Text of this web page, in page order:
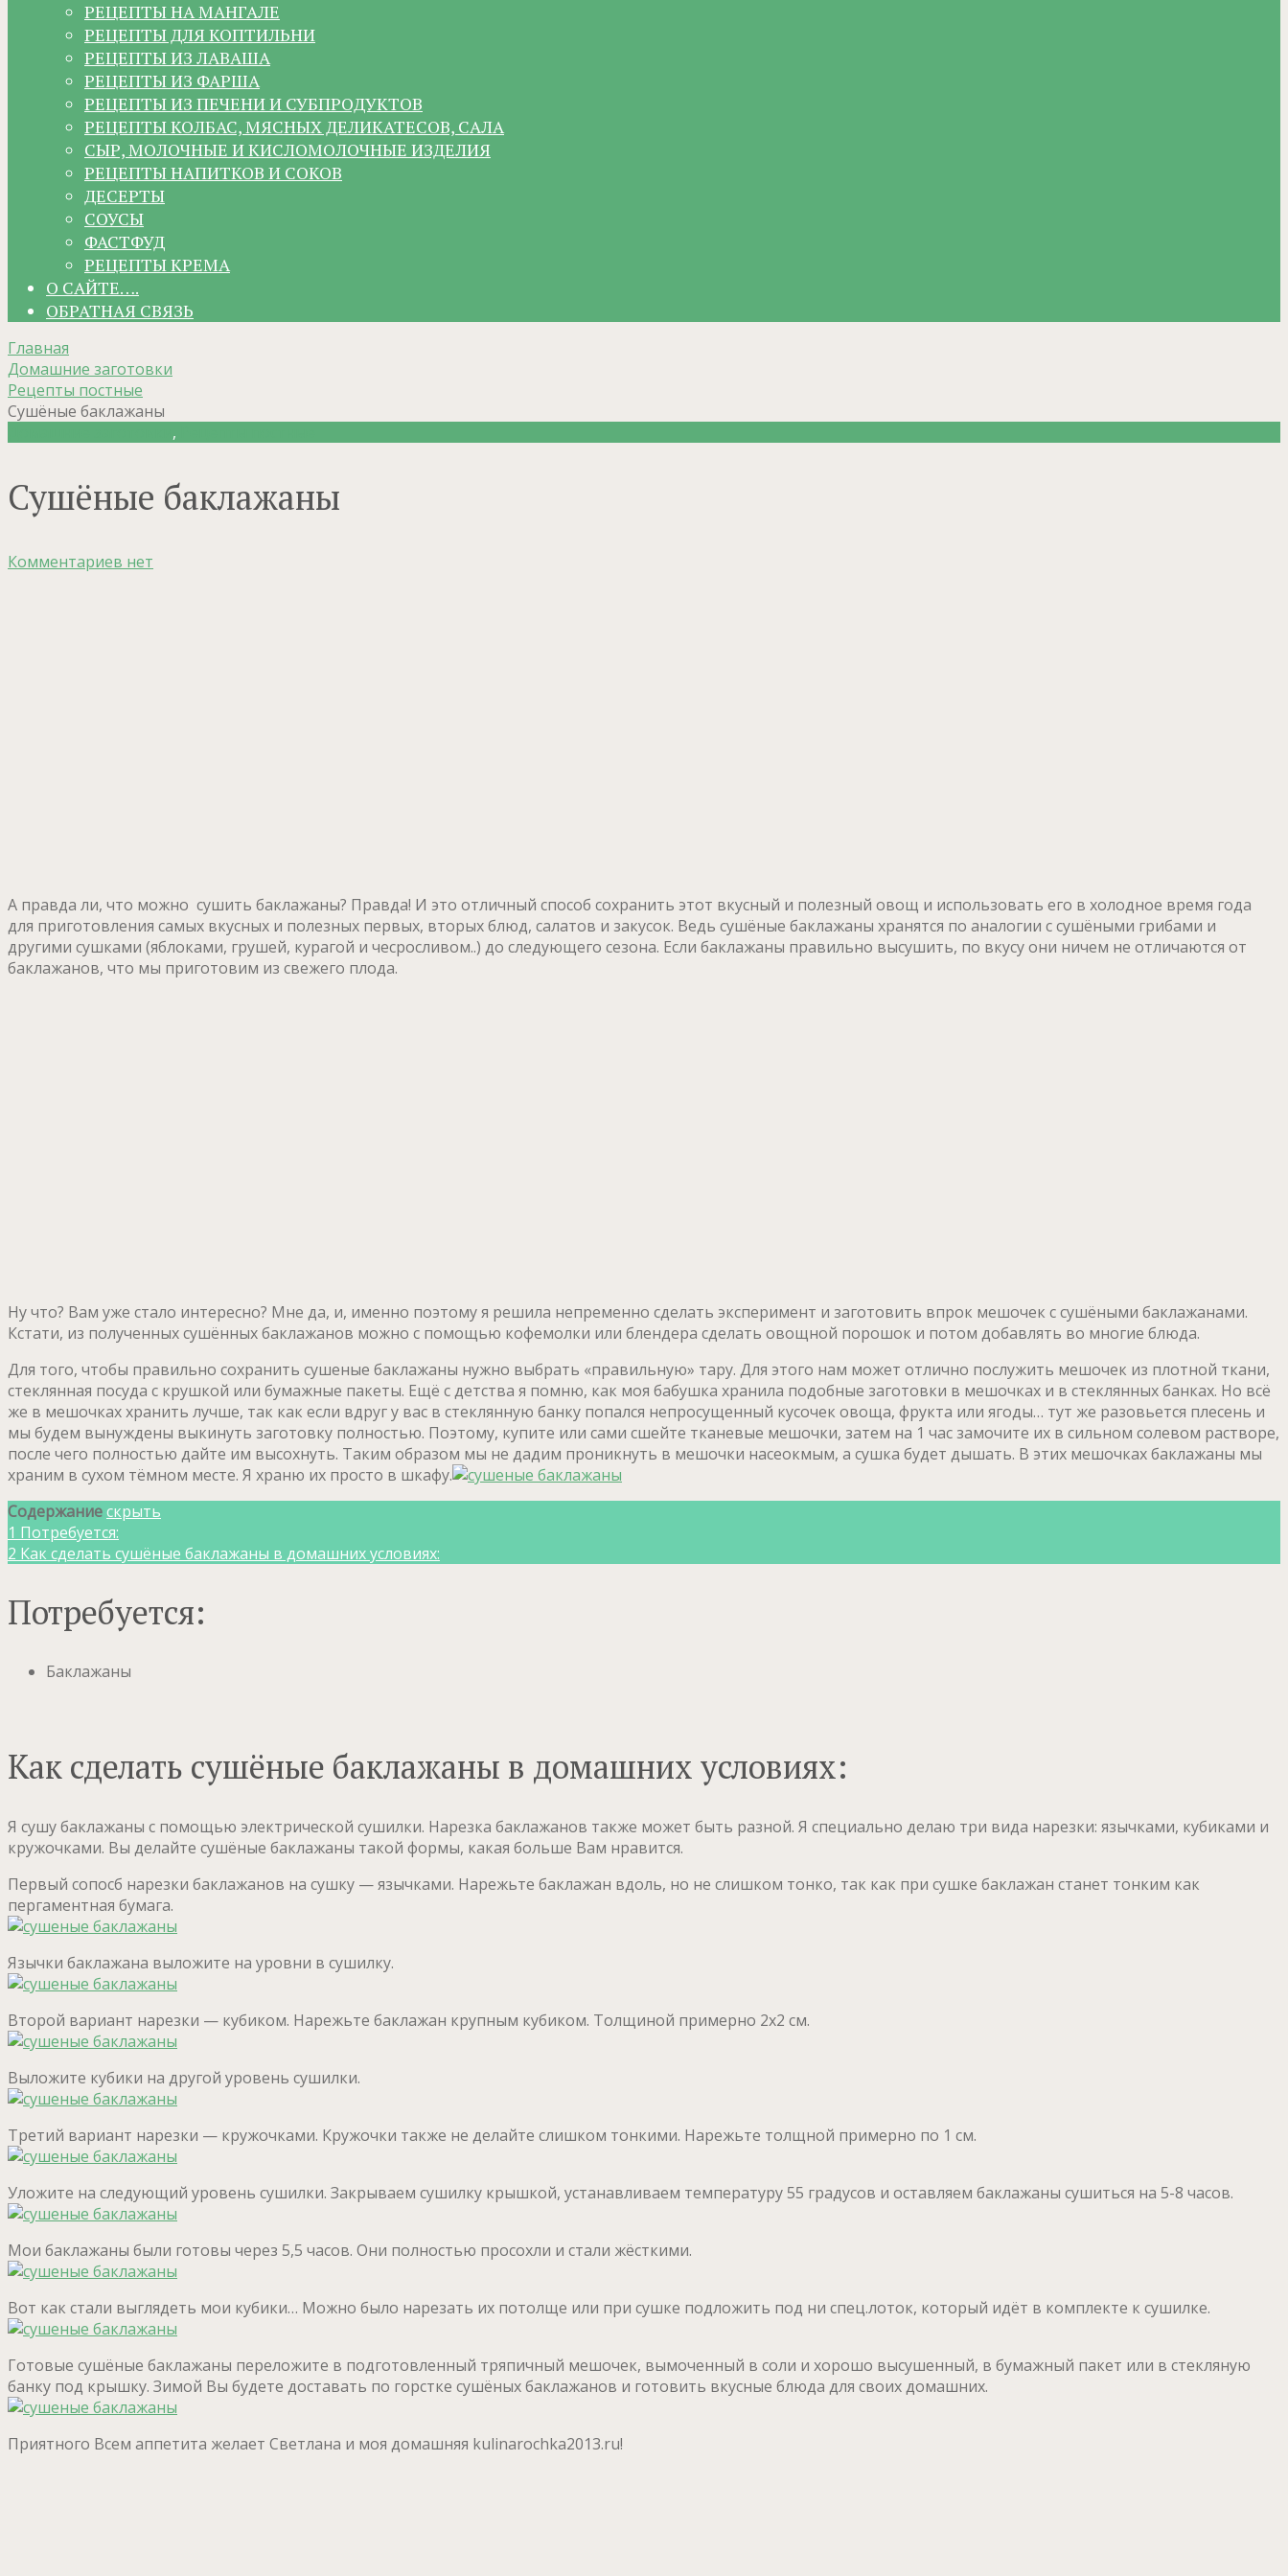
РЕЦЕПТЫ НА МАНГАЛЕ
РЕЦЕПТЫ ДЛЯ КОПТИЛЬНИ
РЕЦЕПТЫ ИЗ ЛАВАША
РЕЦЕПТЫ ИЗ ФАРША
РЕЦЕПТЫ ИЗ ПЕЧЕНИ И СУБПРОДУКТОВ
РЕЦЕПТЫ КОЛБАС, МЯСНЫХ ДЕЛИКАТЕСОВ, САЛА
СЫР, МОЛОЧНЫЕ И КИСЛОМОЛОЧНЫЕ ИЗДЕЛИЯ
РЕЦЕПТЫ НАПИТКОВ И СОКОВ
ДЕСЕРТЫ
СОУСЫ
ФАСТФУД
РЕЦЕПТЫ КРЕМА
О САЙТЕ….
ОБРАТНАЯ СВЯЗЬ
Главная
Домашние заготовки
Рецепты постные
Сушёные баклажаны
,
Сушёные баклажаны
Комментариев нет
А правда ли, что можно сушить баклажаны? Правда! И это отличный способ сохранить этот вкусный и полезный овощ и использовать его в холодное время года
для приготовления самых вкусных и полезных первых, вторых блюд, салатов и закусок. Ведь сушёные баклажаны хранятся по аналогии с сушёными грибами и
другими сушками (яблоками, грушей, курагой и чесросливом..) до следующего сезона. Если баклажаны правильно высушить, по вкусу они ничем не отличаются от
баклажанов, что мы приготовим из свежего плода.
Ну что? Вам уже стало интересно? Мне да, и, именно поэтому я решила непременно сделать эксперимент и заготовить впрок мешочек с сушёными баклажанами.
Кстати, из полученных сушённых баклажанов можно с помощью кофемолки или блендера сделать овощной порошок и потом добавлять во многие блюда.
Для того, чтобы правильно сохранить сушеные баклажаны нужно выбрать «правильную» тару. Для этого нам может отлично послужить мешочек из плотной ткани,
стеклянная посуда с крушкой или бумажные пакеты. Ещё с детства я помню, как моя бабушка хранила подобные заготовки в мешочках и в стеклянных банках. Но всё
же в мешочках хранить лучше, так как если вдруг у вас в стеклянную банку попался непросущенный кусочек овоща, фрукта или ягоды… тут же разовьется плесень и
мы будем вынуждены выкинуть заготовку полностью. Поэтому, купите или сами сшейте тканевые мешочки, затем на 1 час замочите их в сильном солевом растворе,
после чего полностью дайте им высохнуть. Таким образом мы не дадим проникнуть в мешочки насеокмым, а сушка будет дышать. В этих мешочках баклажаны мы
храним в сухом тёмном месте. Я храню их просто в шкафу.
Содержаниескрыть
1 Потребуется:
2 Как сделать сушёные баклажаны в домашних условиях:
Потребуется:
Баклажаны
Как сделать сушёные баклажаны в домашних условиях:
Я сушу баклажаны с помощью электрической сушилки. Нарезка баклажанов также может быть разной. Я специально делаю три вида нарезки: язычками, кубиками и
кружочками. Вы делайте сушёные баклажаны такой формы, какая больше Вам нравится.
Первый сопосб нарезки баклажанов на сушку — язычками. Нарежьте баклажан вдоль, но не слишком тонко, так как при сушке баклажан станет тонким как
пергаментная бумага.
Язычки баклажана выложите на уровни в сушилку.
Второй вариант нарезки — кубиком. Нарежьте баклажан крупным кубиком. Толщиной примерно 2х2 см.
Выложите кубики на другой уровень сушилки.
Третий вариант нарезки — кружочками. Кружочки также не делайте слишком тонкими. Нарежьте толщной примерно по 1 см.
Уложите на следующий уровень сушилки. Закрываем сушилку крышкой, устанавливаем температуру 55 градусов и оставляем баклажаны сушиться на 5-8 часов.
Мои баклажаны были готовы через 5,5 часов. Они полностью просохли и стали жёсткими.
Вот как стали выглядеть мои кубики… Можно было нарезать их потолще или при сушке подложить под ни спец.лоток, который идёт в комплекте к сушилке.
Готовые сушёные баклажаны переложите в подготовленный тряпичный мешочек, вымоченный в соли и хорошо высушенный, в бумажный пакет или в стекляную
банку под крышку. Зимой Вы будете доставать по горстке сушёных баклажанов и готовить вкусные блюда для своих домашних.
Приятного Всем аппетита желает Светлана и моя домашняя kulinarochka2013.ru!